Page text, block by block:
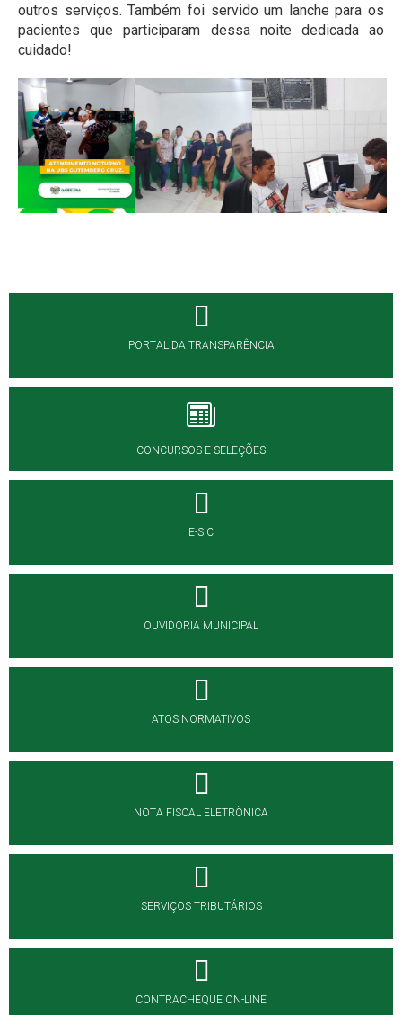
outros serviços. Também foi servido um lanche para os
pacientes que participaram dessa noite dedicada ao
cuidado!
PORTAL DA TRANSPARÊNCIA
CONCURSOS E SELEÇÕES
E-SIC
OUVIDORIA MUNICIPAL
ATOS NORMATIVOS
NOTA FISCAL ELETRÔNICA
SERVIÇOS TRIBUTÁRIOS
CONTRACHEQUE ON-LINE